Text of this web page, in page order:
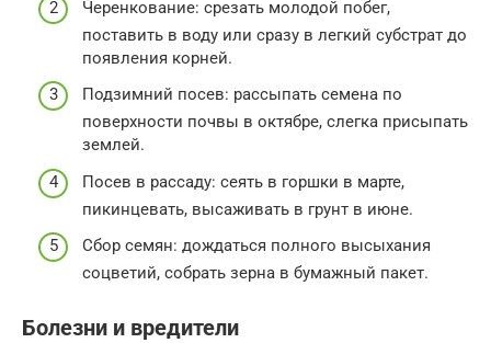
Черенкование: срезать молодой побег,
поставить в воду или сразу в легкий субстрат до
появления корней.
Подзимний посев: рассыпать семена по
поверхности почвы в октябре, слегка присыпать
землей.
Посев в рассаду: сеять в горшки в марте,
пикинцевать, высаживать в грунт в июне.
Сбор семян: дождаться полного высыхания
соцветий, собрать зерна в бумажный пакет.
Болезни и вредители